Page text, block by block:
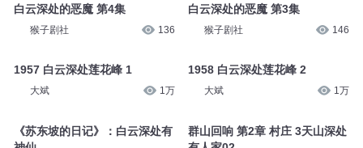
白云深处的恶魔 第4集
猴子剧社 136
1957 白云深处莲花峰 1
大斌 1万
《苏东坡的日记》：白云深处有
白云深处的恶魔 第3集
猴子剧社 146
1958 白云深处莲花峰 2
大斌 1万
群山回响 第2章 村庄 3天山深处